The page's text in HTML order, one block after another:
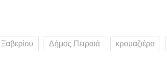
Δήμος Πειραιά κρουαζιέρα